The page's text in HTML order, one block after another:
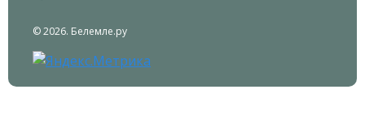
© 2026. Белемле.ру